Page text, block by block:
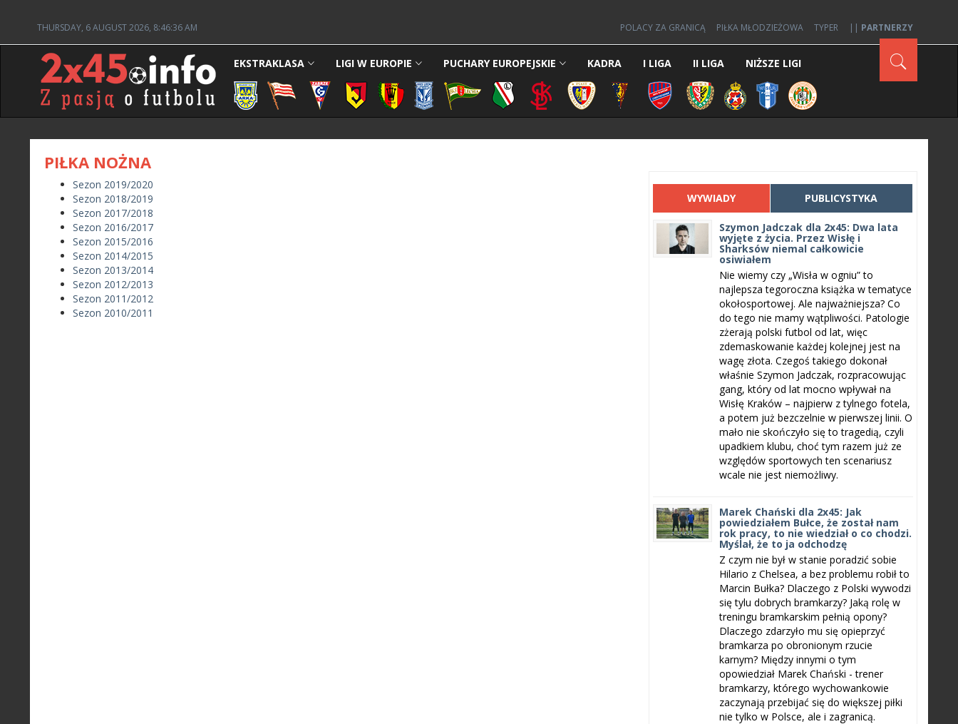
THURSDAY, 6 AUGUST 2026, 8:46:36 AM POLACY ZA GRANICĄ PIŁKA MŁODZIEŻOWA TYPER || PARTNERZY
EKSTRAKLASA LIGI W EUROPIE PUCHARY EUROPEJSKIE KADRA I LIGA II LIGA NIŻSZE LIGI
PIŁKA NOŻNA
Sezon 2019/2020
Sezon 2018/2019
Sezon 2017/2018
Sezon 2016/2017
Sezon 2015/2016
Sezon 2014/2015
Sezon 2013/2014
Sezon 2012/2013
Sezon 2011/2012
Sezon 2010/2011
WYWIADY PUBLICYSTYKA
Szymon Jadczak dla 2x45: Dwa lata
wyjęte z życia. Przez Wisłę i
Sharksów niemal całkowicie
osiwiałem
Nie wiemy czy „Wisła w ogniu” to
najlepsza tegoroczna książka w tematyce
okołosportowej. Ale najważniejsza? Co
do tego nie mamy wątpliwości. Patologie
zżerają polski futbol od lat, więc
zdemaskowanie każdej kolejnej jest na
wagę złota. Czegoś takiego dokonał
właśnie Szymon Jadczak, rozpracowując
gang, który od lat mocno wpływał na
Wisłę Kraków – najpierw z tylnego fotela,
a potem już bezczelnie w pierwszej linii. O
mało nie skończyło się to tragedią, czyli
upadkiem klubu, choć tym razem już ze
względów sportowych ten scenariusz
wcale nie jest niemożliwy.
Marek Chański dla 2x45: Jak
powiedziałem Bułce, że został nam
rok pracy, to nie wiedział o co chodzi.
Myślał, że to ja odchodzę
Z czym nie był w stanie poradzić sobie
Hilario z Chelsea, a bez problemu robił to
Marcin Bułka? Dlaczego z Polski wywodzi
się tylu dobrych bramkarzy? Jaką rolę w
treningu bramkarskim pełnią opony?
Dlaczego zdarzyło mu się opieprzyć
bramkarza po obronionym rzucie
karnym? Między innymi o tym
opowiedział Marek Chański - trener
bramkarzy, którego wychowankowie
zaczynają przebijać się do większej piłki
nie tylko w Polsce, ale i zagranicą.